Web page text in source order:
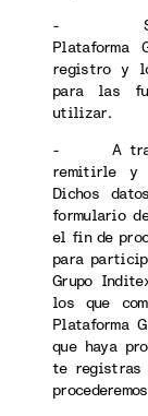
- Su
Plataforma
registro y
para las
utilizar.
- A través
remitirle y
Dichos
formulario
el fin de
para
Grupo
los que
Plataforma
que haya
te registras